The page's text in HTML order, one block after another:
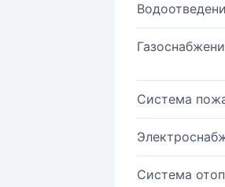
Система
Система